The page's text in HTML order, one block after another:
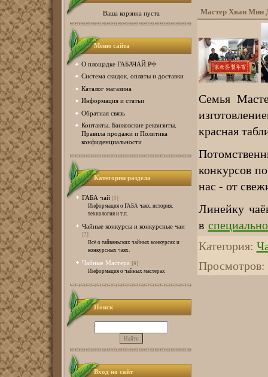
Ваша корзина пуста
Меню сайта
О площадке ГАБАЧАЙ.РФ
Система скидок, оплаты и доставки
Каталог магазина
Информация и статьи
Обратная связь
Контакты, Банковские реквизиты,
Правила продажи и Политика
конфиденциальности
Категории раздела
ГАБА чай [5]
Информация о ГАБА чаях, история,
технология и т.п.
Чайные конкурсы и конкурсные чаи
[2]
Всё о тайваньских чайных конкурсах и
конкурсных чаях.
Чайные Мастера [8]
Информация о чайных мастерах
Поиск
Вход на сайт
Мастер Хван Мин
Семья
красная
конкурсов
нас - от
Линейку
в
Категория:
Просмотров: